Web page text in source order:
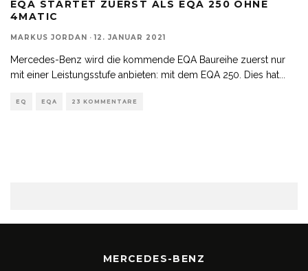
EQA STARTET ZUERST ALS EQA 250 OHNE
4MATIC
MARKUS JORDAN · 12. JANUAR 2021
Mercedes-Benz wird die kommende EQA Baureihe zuerst nur
mit einer Leistungsstufe anbieten: mit dem EQA 250. Dies hat
EQ EQA 23 KOMMENTARE
MERCEDES-BENZ